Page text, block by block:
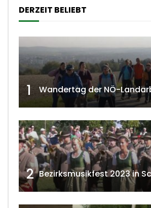
DERZEIT BELIEBT
1
2